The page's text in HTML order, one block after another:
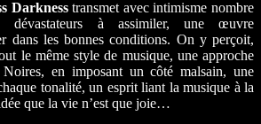
Darknesstransmet avec intimisme nombre
dévastateurs à assimiler, une œuvre
dans les bonnes conditions. On y perçoit,
le même style de musique, une approche
en imposant un côté malsain, une
tonalité, un esprit liant la musique à la
que la vie n’est que joie…